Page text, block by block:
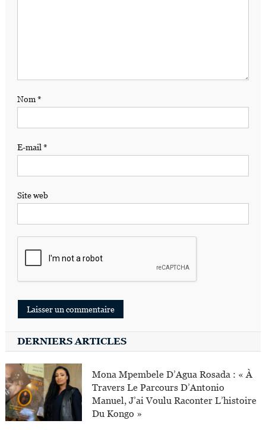
Nom*
E-mail *
Site web
DERNIERS ARTICLES
Mona Mpembele D’Agua Rosada : « À
Travers Le Parcours D’Antonio
Manuel, J’ai Voulu Raconter L’histoire
Du Kongo »